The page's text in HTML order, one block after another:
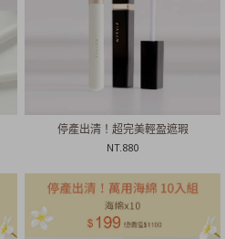
停產出清！超完美輕盈遮瑕
NT.880